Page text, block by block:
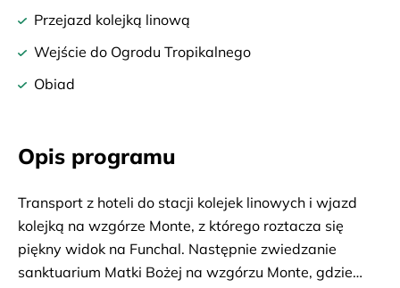
Przejazd kolejką linową
Wejście do Ogrodu Tropikalnego
Obiad
Opis programu
Transport z hoteli do stacji kolejek linowych i wjazd
kolejką na wzgórze Monte, z którego roztacza się
piękny widok na Funchal. Następnie zwiedzanie
sanktuarium Matki Bożej na wzgórzu Monte, gdzie